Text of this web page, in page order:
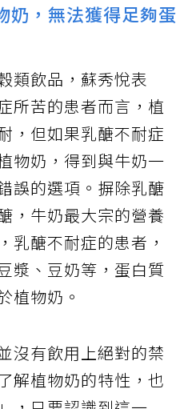
奶，無法獲得足夠蛋
類飲品，蘇秀悅表
所苦的患者而言，植
，但如果乳醣不耐症
物奶，得到與牛奶一
誤的選項。摒除乳醣
，牛奶最大宗的營養
乳醣不耐症的患者，
漿、豆奶等，蛋白質
植物奶。
沒有飲用上絕對的禁
解植物奶的特性，也